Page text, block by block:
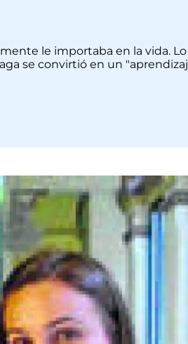
le importaba en la vida.
se convirtió en un